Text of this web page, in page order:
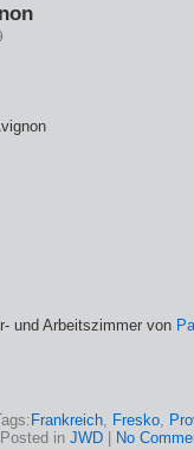
und Arbeitszimmer von
Frankreich, Fresko,
Posted in JWD No